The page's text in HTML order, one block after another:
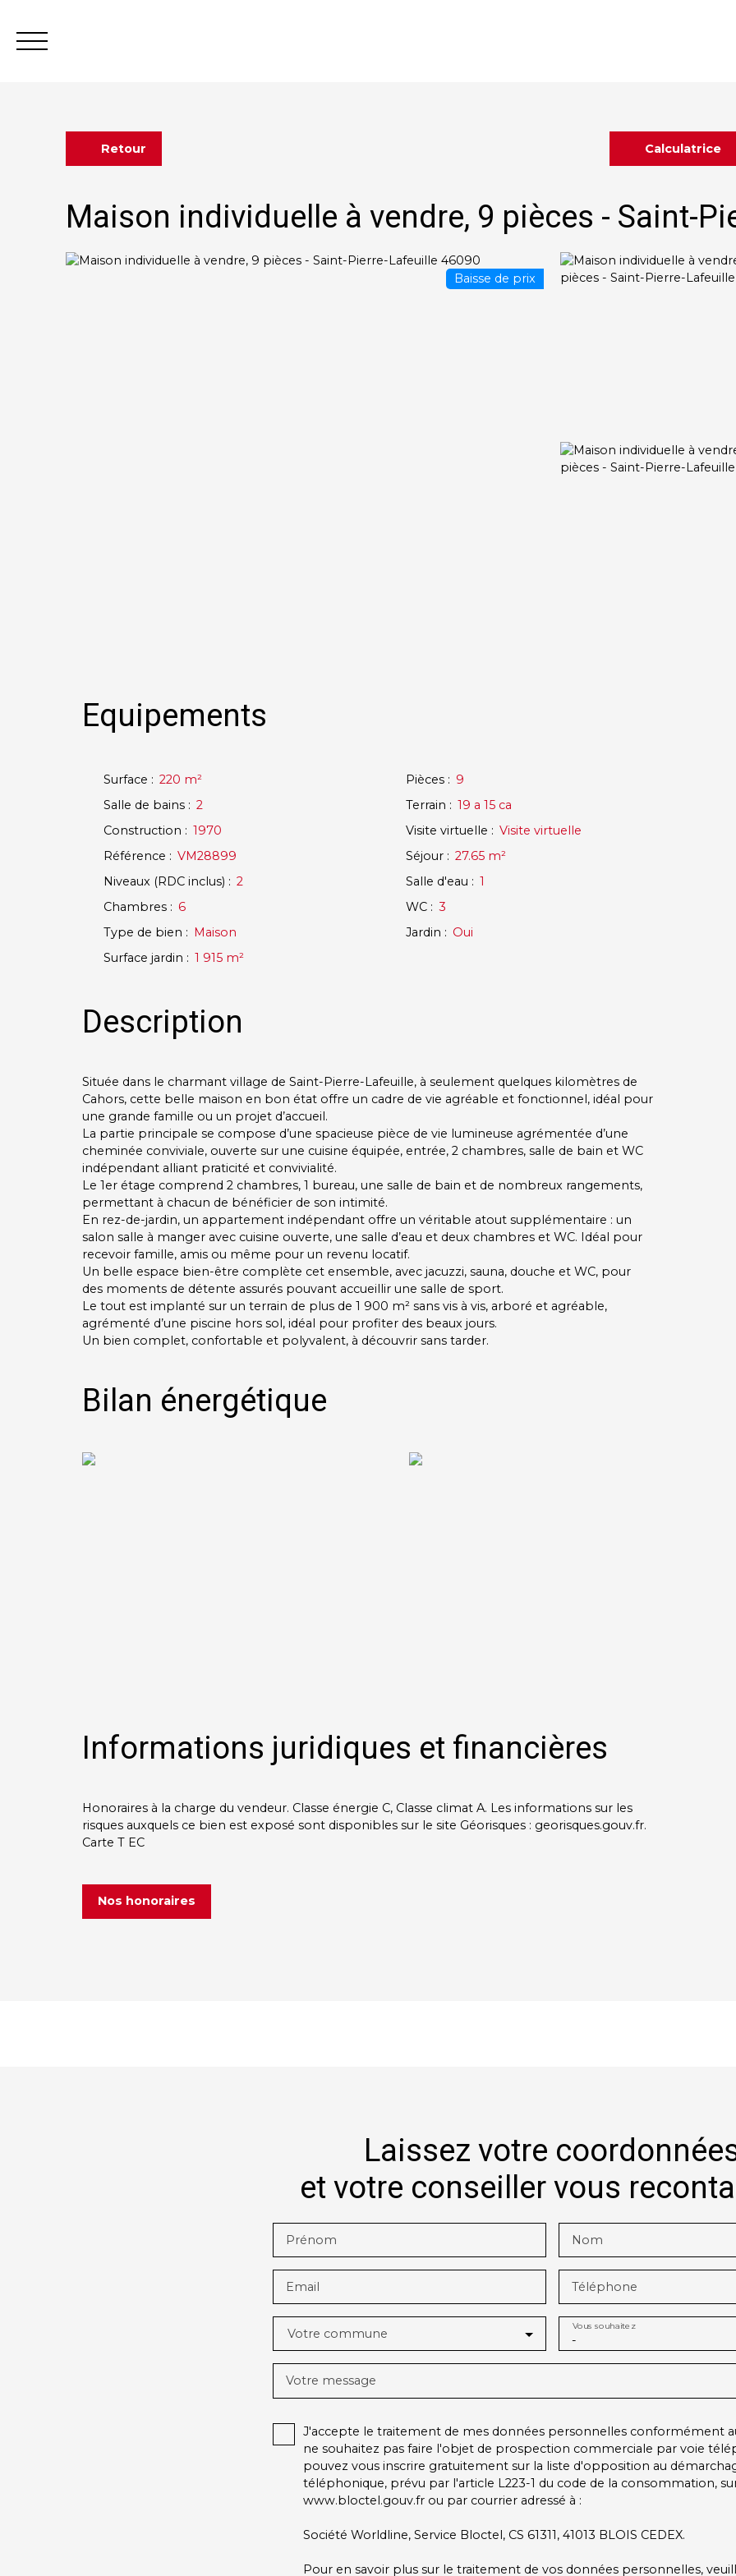
Retour Calculatrice
Maison individuelle à vendre, 9 pièces - Saint-
Baisse de prix
Equipements
Surface : 220 m² Pièces : 9
Salle de bains : 2 Terrain : 19 a 15 ca
Construction : 1970 Visite virtuelle : Visite virtuelle
Référence : VM28899 Séjour : 27.65 m²
Niveaux (RDC inclus) : 2 Salle d'eau : 1
Chambres : 6 WC : 3
Type de bien : Maison Jardin : Oui
Surface jardin : 1 915 m²
Description
Située dans le charmant village de Saint-Pierre-Lafeuille, à seulement quelques kilomètres de
Cahors, cette belle maison en bon état offre un cadre de vie agréable et fonctionnel, idéal pour
une grande famille ou un projet d’accueil.
La partie principale se compose d’une spacieuse pièce de vie lumineuse agrémentée d’une
cheminée conviviale, ouverte sur une cuisine équipée, entrée, 2 chambres, salle de bain et WC
indépendant alliant praticité et convivialité.
Le 1er étage comprend 2 chambres, 1 bureau, une salle de bain et de nombreux rangements,
permettant à chacun de bénéficier de son intimité.
En rez-de-jardin, un appartement indépendant offre un véritable atout supplémentaire : un
salon salle à manger avec cuisine ouverte, une salle d’eau et deux chambres et WC. Idéal pour
recevoir famille, amis ou même pour un revenu locatif.
Un belle espace bien-être complète cet ensemble, avec jacuzzi, sauna, douche et WC, pour
des moments de détente assurés pouvant accueillir une salle de sport.
Le tout est implanté sur un terrain de plus de 1 900 m² sans vis à vis, arboré et agréable,
agrémenté d’une piscine hors sol, idéal pour profiter des beaux jours.
Un bien complet, confortable et polyvalent, à découvrir sans tarder.
Bilan énergétique
Informations juridiques et financières
Honoraires à la charge du vendeur. Classe énergie C, Classe climat A. Les informations sur les
risques auxquels ce bien est exposé sont disponibles sur le site Géorisques : georisques.gouv.fr.
Carte T EC
Nos honoraires
Laissez votre
et votre conseiller vous
Prénom Nom
Email Téléphone
Votre commune -
Vous souhaitez
Votre message
J'accepte le traitement de mes données personnelles conformément
ne souhaitez pas faire l'objet de prospection commerciale par voie
pouvez vous inscrire gratuitement sur la liste d'opposition au
téléphonique, prévu par l'article L223-1 du code de la consommation,
www.bloctel.gouv.fr ou par courrier adressé à :
Société Worldline, Service Bloctel, CS 61311, 41013 BLOIS CEDEX.
Pour en savoir plus sur le traitement de vos données personnelles,